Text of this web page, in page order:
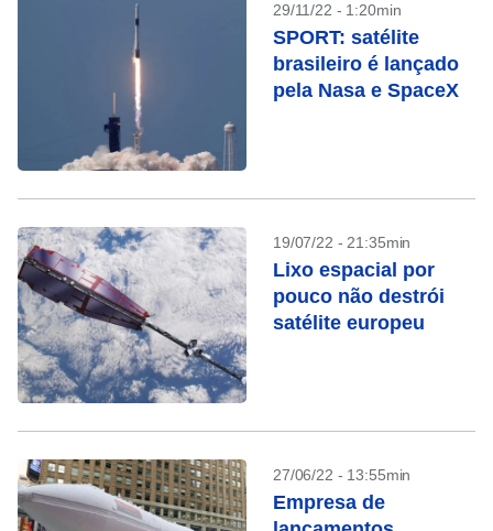
29/11/22 - 1:20min
SPORT: satélite
brasileiro é lançado
pela Nasa e SpaceX
19/07/22 - 21:35min
Lixo espacial por
pouco não destrói
satélite europeu
27/06/22 - 13:55min
Empresa de